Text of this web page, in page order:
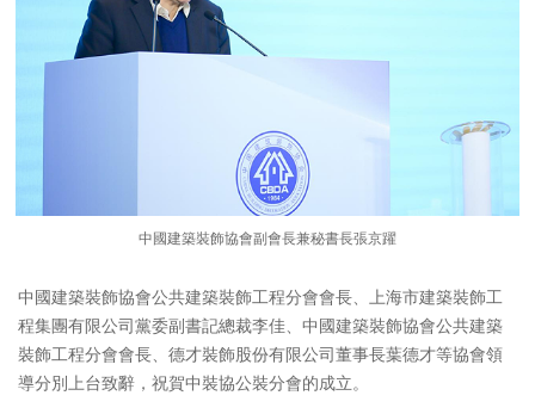
中國建築裝飾協會副會長兼秘書長張京躍
中國建築裝飾協會公共建築裝飾工程分會會長、上海市建築裝飾工
程集團有限公司黨委副書記總裁李佳、中國建築裝飾協會公共建築
裝飾工程分會會長、德才裝飾股份有限公司董事長葉德才等協會領
導分別上台致辭，祝賀中裝協公裝分會的成立。